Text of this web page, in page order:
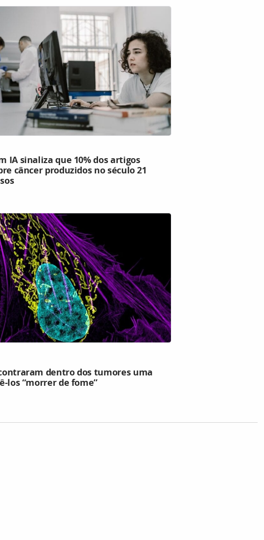
IA sinaliza que 10% dos artigos
câncer produzidos no século 21
dentro dos tumores uma
los “morrer de fome”